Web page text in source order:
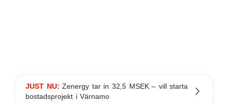
JUST NU:Zenergy tar in 32,5 MSEK – vill starta
bostadsprojekt i Värnamo